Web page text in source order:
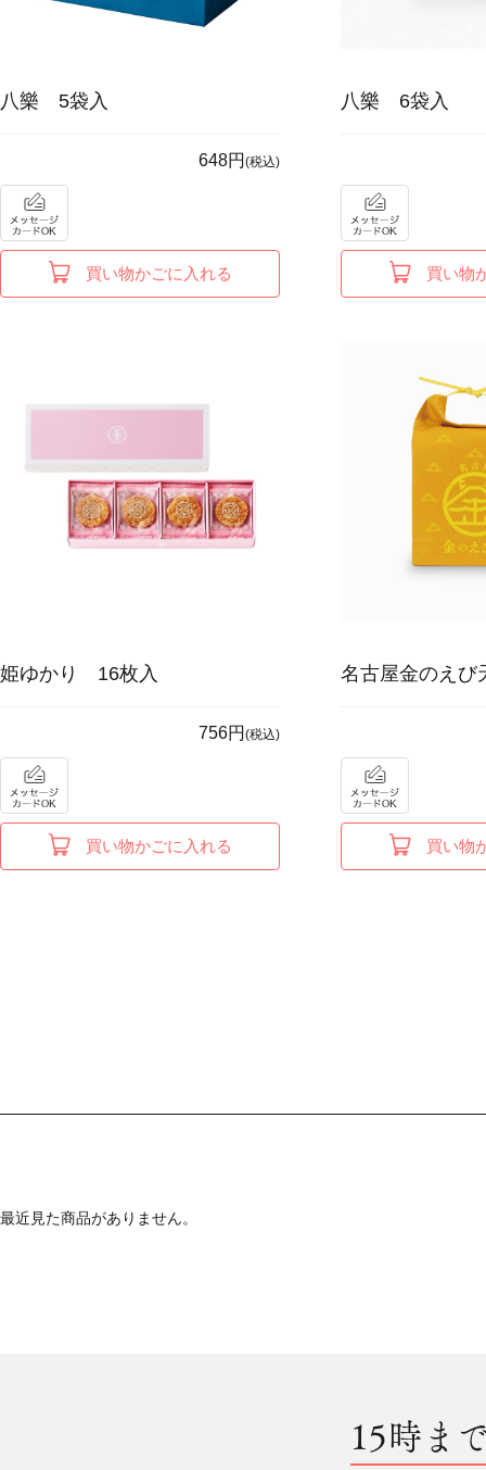
八樂 5袋入
648円 (税込)
買い物かごに入れる
八樂 6袋入
買い物
姫ゆかり 16枚入
756円 (税込)
買い物かごに入れる
名古屋金のえ
買い物
最近見た商品がありません。
15時ま